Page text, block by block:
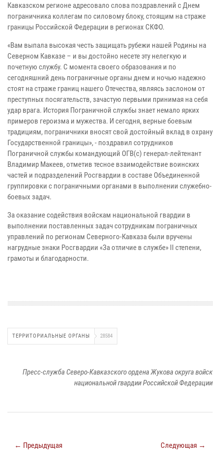
Кавказском регионе адресовало слова поздравлений с Днем
пограничника коллегам по силовому блоку, стоящим на страже
границы Российской Федерации в регионах СКФО.
«Вам выпала высокая честь защищать рубежи нашей Родины на
Северном Кавказе – и вы достойно несете эту нелегкую и
почетную службу. С момента своего образования и по
сегодняшний день пограничные органы днем и ночью надежно
стоят на страже границ нашего Отечества, являясь заслоном от
преступных посягательств, зачастую первыми принимая на себя
удар врага. История Пограничной службы знает немало ярких
примеров героизма и мужества. И сегодня, верные боевым
традициям, пограничники вносят свой достойный вклад в охрану
Государственной границы», - поздравил сотрудников
Пограничной службы командующий ОГВ(с) генерал-лейтенант
Владимир Макеев, отметив тесное взаимодействие воинских
частей и подразделений Росгвардии в составе Объединенной
группировки с пограничными органами в выполнении служебно-
боевых задач.
За оказание содействия войскам национальной гвардии в
выполнении поставленных задач сотрудникам пограничных
управлений по регионам Северного-Кавказа были вручены
нагрудные знаки Росгвардии «За отличие в службе» II степени,
грамоты и благодарности.
ТЕРРИТОРИАЛЬНЫЕ ОРГАНЫ 28584
Пресс-служба Северо-Кавказского ордена Жукова округа войск
национальной гвардии Российской Федерации
← Предыдущая Следующая →